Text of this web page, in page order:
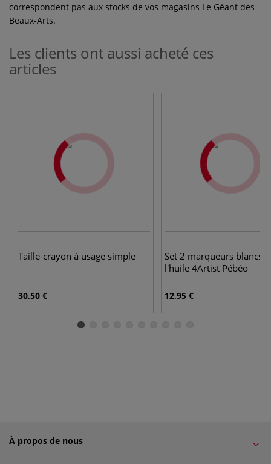
correspondent pas aux stocks de vos magasins Le Géant des
Beaux-Arts.
Les clients ont aussi acheté ces
articles
Taille-crayon à usage simple
30,50 €
Set 2 marqueurs blancs à
l'huile 4Artist Pébéo
12,95 €
À propos de nous